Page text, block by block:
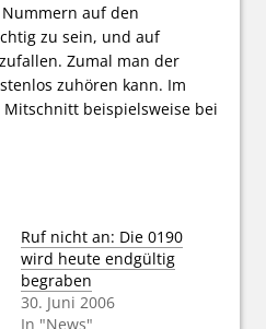
auf den
zu sein, und auf
Zumal man der
zuhören kann. Im
beispielsweise bei
Ruf nicht an: Die 0190
wird heute endgültig
begraben
30. Juni 2006
In "News"